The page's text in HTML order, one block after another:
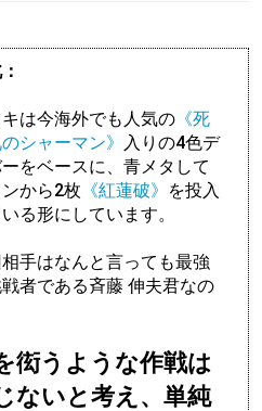
は今海外でも人気の 《死
シャーマン》
入りの4色デ
をベースに、青メタして
ンから2枚 《紅蓮破》 を投入
る形にしています。
手はなんと言っても最強
者である斉藤 伸夫君なの
衒うような作戦は
ないと考え、単純